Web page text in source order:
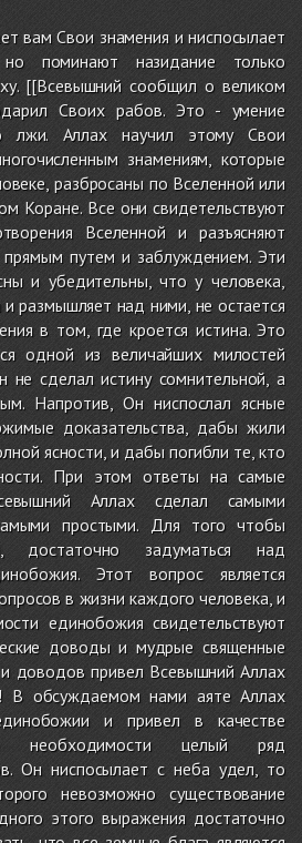
вам Свои знамения и ниспосылает
поминают назидание только
[[Всевышний сообщил о великом
Своих рабов. Это - умение
лжи. Аллах научил этому Свои
знамениям, которые
разбросаны по Вселенной или
Коране. Все они свидетельствуют
Вселенной и разъясняют
путем и заблуждением. Эти
и убедительны, что у человека,
размышляет над ними, не остается
в том, где кроется истина. Это
одной из величайших милостей
не сделал истину сомнительной, а
Напротив, Он ниспослал ясные
доказательства, дабы жили
ясности, и дабы погибли те, кто
При этом ответы на самые
Аллах сделал самыми
простыми. Для того чтобы
достаточно задуматься над
Этот вопрос является
в жизни каждого человека, и
единобожия свидетельствуют
доводы и мудрые священные
и доводов привел Всевышний Аллах
В обсуждаемом нами аяте Аллах
и привел в качестве
необходимости целый ряд
Он ниспосылает с неба удел, то
невозможно существование
этого выражения достаточно